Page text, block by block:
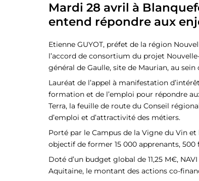
Mardi 28 avril à
entend répondre aux
Etienne GUYOT, préfet de la région
l’accord de consortium du projet
général de Gaulle, site de Maurian, au
Lauréat de l’appel à manifestation
formation et de l’emploi pour répondre
Terra, la feuille de route du Conseil
d’emploi et d’attractivité des métiers.
Porté par le Campus de la Vigne du Vin
objectif de former 15 000 apprenants,
Doté d’un budget global de 11,25 M€,
Aquitaine, le montant des actions co-